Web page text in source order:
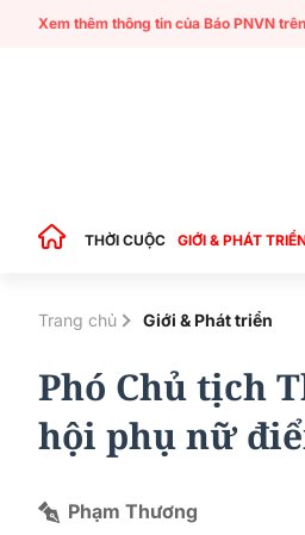
Xem thêm thông tin của Báo PNVN trên
THỜI CUỘC GIỚI & PHÁT
Trang chủ Giới & Phát triển
Phó Chủ tịch
hội phụ nữ
Phạm Thương